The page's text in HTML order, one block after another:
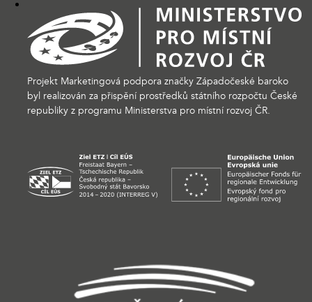
Projekt Marketingová podpora značky Západočeské baroko
byl realizován za přispění prostředků státního rozpočtu České
republiky z programu Ministerstva pro místní rozvoj ČR.